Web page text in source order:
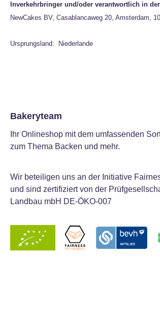
Inverkehrbringer und/oder verantwortlich in
NewCakes BV, Casablancaweg 20, Amsterdam,
Ursprungsland: Niederlande
Bakeryteam
Ihr Onlineshop mit dem umfassenden
zum Thema Backen und mehr.
Wir beteiligen uns an der Initiative
und sind zertifiziert von der
Landbau mbH DE-ÖKO-007